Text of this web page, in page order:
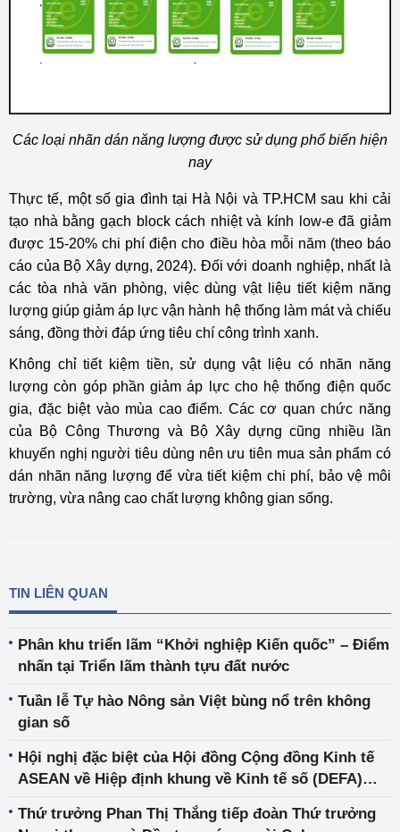
Các loại nhãn dán năng lượng được sử dụng phổ biến hiện
nay
Thực tế, một số gia đình tại Hà Nội và TP.HCM sau khi cải
tạo nhà bằng gạch block cách nhiệt và kính low-e đã giảm
được 15-20% chi phí điện cho điều hòa mỗi năm (theo báo
cáo của Bộ Xây dựng, 2024). Đối với doanh nghiệp, nhất là
các tòa nhà văn phòng, việc dùng vật liệu tiết kiệm năng
lượng giúp giảm áp lực vận hành hệ thống làm mát và chiếu
sáng, đồng thời đáp ứng tiêu chí công trình xanh.
Không chỉ tiết kiệm tiền, sử dụng vật liệu có nhãn năng
lượng còn góp phần giảm áp lực cho hệ thống điện quốc
gia, đặc biệt vào mùa cao điểm. Các cơ quan chức năng
của Bộ Công Thương và Bộ Xây dựng cũng nhiều lần
khuyến nghị người tiêu dùng nên ưu tiên mua sản phẩm có
dán nhãn năng lượng để vừa tiết kiệm chi phí, bảo vệ môi
trường, vừa nâng cao chất lượng không gian sống.
TIN LIÊN QUAN
Phân khu triển lãm “Khởi nghiệp Kiến quốc” – Điểm
nhấn tại Triển lãm thành tựu đất nước
Tuần lễ Tự hào Nông sản Việt bùng nổ trên không
gian số
Hội nghị đặc biệt của Hội đồng Cộng đồng Kinh tế
ASEAN về Hiệp định khung về Kinh tế số (DEFA)
Thứ trưởng Phan Thị Thắng tiếp đoàn Thứ trưởng